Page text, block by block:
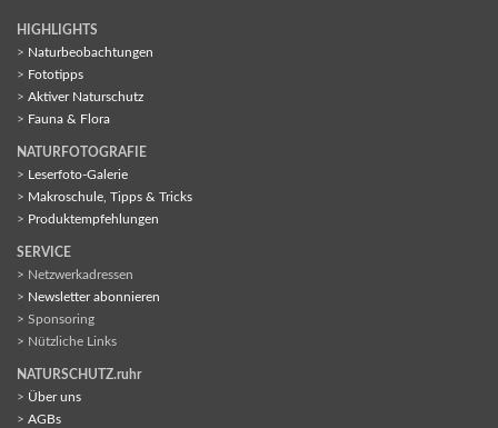
HIGHLIGHTS
> Naturbeobachtungen
> Fototipps
> Aktiver Naturschutz
> Fauna & Flora
NATURFOTOGRAFIE
> Leserfoto-Galerie
> Makroschule, Tipps & Tricks
> Produktempfehlungen
SERVICE
> Netzwerkadressen
> Newsletter abonnieren
> Sponsoring
> Nützliche Links
NATURSCHUTZ.ruhr
> Über uns
> AGBs